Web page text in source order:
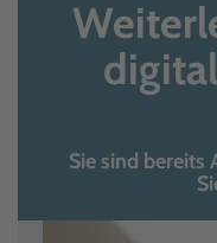
Sie sind bereits